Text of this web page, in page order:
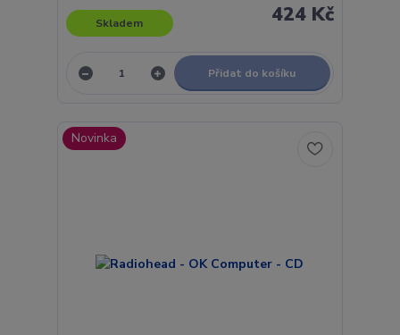
424 Kč
Skladem
Přidat do košíku
Novinka